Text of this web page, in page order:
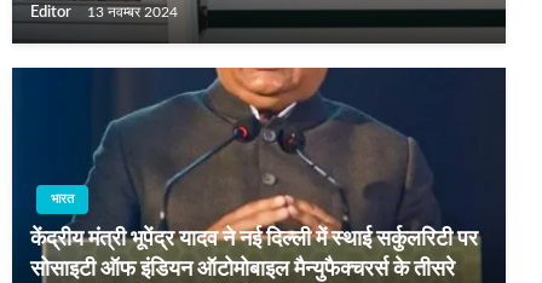
Editor 13 नवम्बर 2024
भारत
केंद्रीय मंत्री भूपेंद्र यादव ने नई दिल्ली में स्थाई सर्कुलरिटी पर
सोसाइटी ऑफ इंडियन ऑटोमोबाइल मैन्युफैक्चरर्स के तीसरे